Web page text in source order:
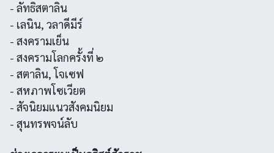
- ลัทธิสตาลิน
- เลนิน, วลาดีมีร์
- สงครามเย็น
- สงครามโลกครั้งที่ ๒
- สตาลิน, โจเซฟ
- สหภาพโซเวียต
- สัจนิยมแนวสังคมนิยม
- สุนทรพจน์ลับ